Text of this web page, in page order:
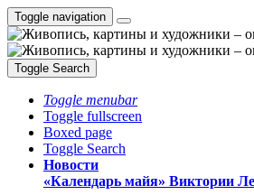
Toggle navigation
Toggle Search
Toggle menubar
Toggle fullscreen
Boxed page
Toggle Search
Новости
«Календарь майя» Виктории